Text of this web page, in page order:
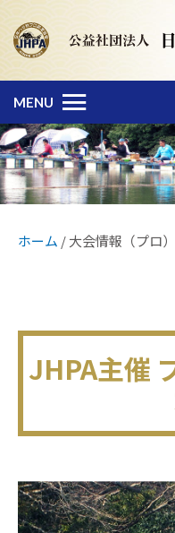
MENU
ホーム /大会情報（プロ）
JHPA主催